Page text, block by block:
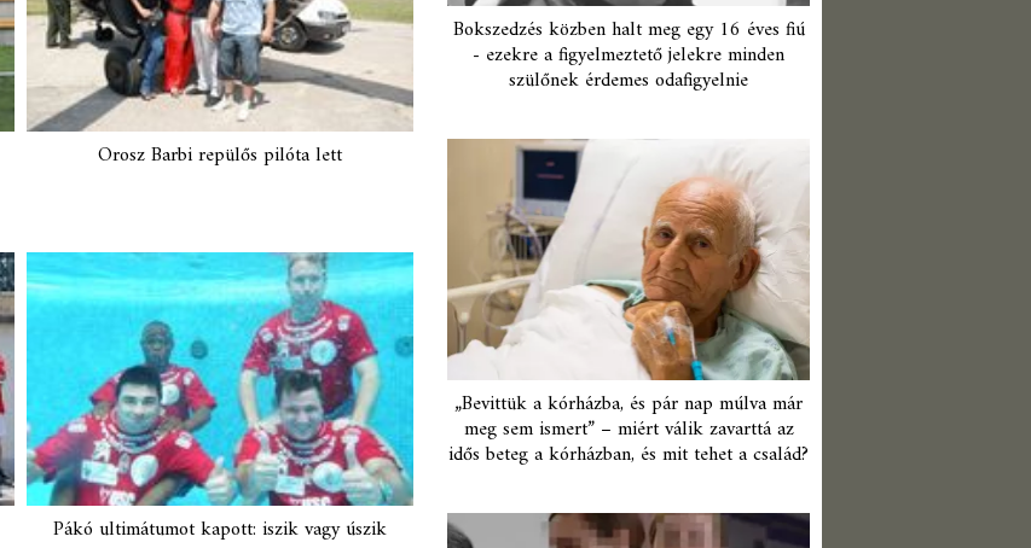
Orosz Barbi repülős pilóta lett
Pákó ultimátumot kapott: iszik vagy úszik
Bokszedzés közben halt meg egy 16 éves fiú
- ezekre a figyelmeztető jelekre minden
szülőnek érdemes odafigyelnie
„Bevittük a kórházba, és pár nap múlva már
meg sem ismert” – miért válik zavarttá az
idős beteg a kórházban, és mit tehet a család?